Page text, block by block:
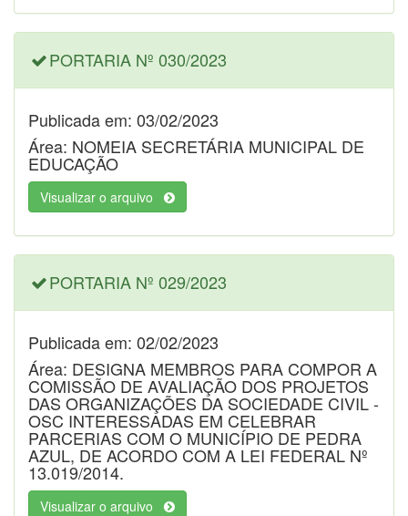
PORTARIA Nº 030/2023
Publicada em: 03/02/2023
Área: NOMEIA SECRETÁRIA MUNICIPAL DE
EDUCAÇÃO
Visualizar o arquivo
PORTARIA Nº 029/2023
Publicada em: 02/02/2023
Área: DESIGNA MEMBROS PARA COMPOR A
COMISSÃO DE AVALIAÇÃO DOS PROJETOS
DAS ORGANIZAÇÕES DA SOCIEDADE CIVIL -
OSC INTERESSADAS EM CELEBRAR
PARCERIAS COM O MUNICÍPIO DE PEDRA
AZUL, DE ACORDO COM A LEI FEDERAL Nº
13.019/2014.
Visualizar o arquivo